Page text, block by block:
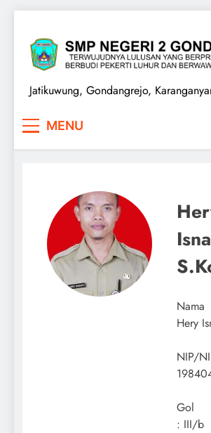
content
SMPN 2
Jatikuwung, Gondangrejo,
MENU
Hery
: III/b